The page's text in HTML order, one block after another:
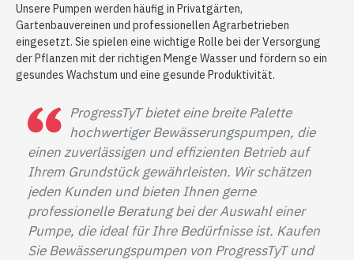
Unsere Pumpen werden häufig in Privatgärten,
Gartenbauvereinen und professionellen Agrarbetrieben
eingesetzt. Sie spielen eine wichtige Rolle bei der Versorgung
der Pflanzen mit der richtigen Menge Wasser und fördern so ein
gesundes Wachstum und eine gesunde Produktivität.
ProgressTyT bietet eine breite Palette
hochwertiger Bewässerungspumpen, die
einen zuverlässigen und effizienten Betrieb auf
Ihrem Grundstück gewährleisten. Wir schätzen
jeden Kunden und bieten Ihnen gerne
professionelle Beratung bei der Auswahl einer
Pumpe, die ideal für Ihre Bedürfnisse ist. Kaufen
Sie Bewässerungspumpen von ProgressTyT und